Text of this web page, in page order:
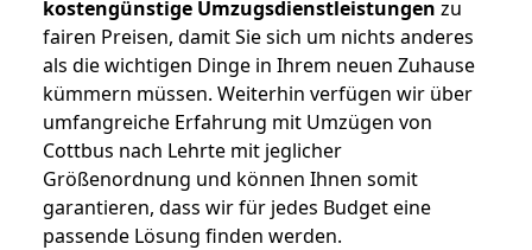
kostengünstige Umzugsdienstleistungen zu
fairen Preisen, damit Sie sich um nichts anderes
als die wichtigen Dinge in Ihrem neuen Zuhause
kümmern müssen. Weiterhin verfügen wir über
umfangreiche Erfahrung mit Umzügen von
Cottbus nach Lehrte mit jeglicher
Größenordnung und können Ihnen somit
garantieren, dass wir für jedes Budget eine
passende Lösung finden werden.